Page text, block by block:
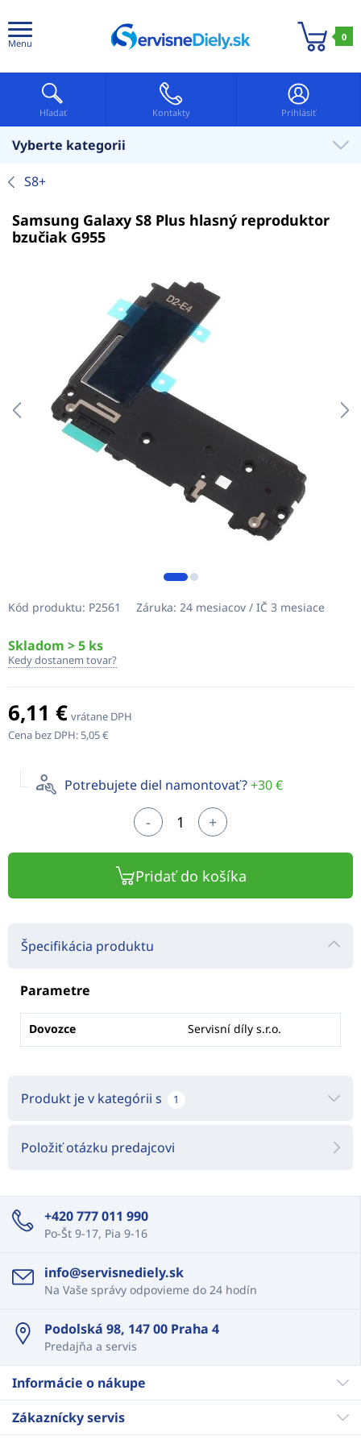
Menu
0
Hľadať Kontakty Prihlásiť
Vyberte kategorii
S8+
Samsung Galaxy S8 Plus hlasný reproduktor
bzučiak G955
Kód produktu: P2561 Záruka: 24 mesiacov / IČ 3 mesiace
Skladom > 5 ks
Kedy dostanem tovar?
6,11 € vrátane DPH
Cena bez DPH: 5,05 €
Potrebujete diel namontovať?+30 €
- +
Pridať do košíka
Špecifikácia produktu
Parametre
Dovozce Servisní díly s.r.o.
Produkt je v kategórii s 1
Položiť otázku predajcovi
+420 777 011 990
Po-Št 9-17, Pia 9-16
info@servisnediely.sk
Na Vaše správy odpovieme do 24 hodín
Podolská 98, 147 00 Praha 4
Predajňa a servis
Informácie o nákupe
Zákaznícky servis